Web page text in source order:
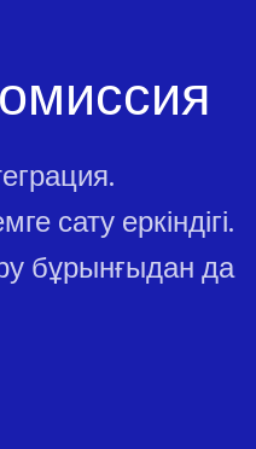
сату еркіндігі.
бұрынғыдан да